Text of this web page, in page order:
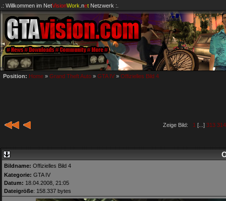
.: Willkommen im NetVisionWork .netNetzwerk :.
Position: Home » Grand Theft Auto » GTA IV » Offizielles Bild 4
Zeige Bild: 1 [...] 313 314
Bildname: Offizielles Bild 4
Kategorie: GTA IV
Datum: 18.04.2008, 21:05
Dateigröße: 158.337 bytes